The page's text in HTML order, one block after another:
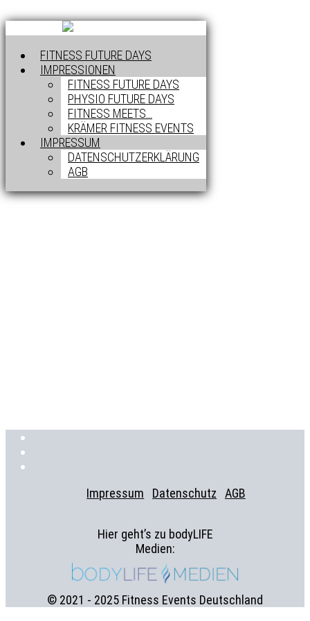
FITNESS FUTURE DAYS
IMPRESSIONEN
FITNESS FUTURE DAYS
PHYSIO FUTURE DAYS
FITNESS MEETS…
KRÄMER FITNESS EVENTS
IMPRESSUM
DATENSCHUTZERKLÄRUNG
AGB
Impressum Datenschutz AGB
Hier geht’s zu bodyLIFE
Medien:
© 2021 - 2025 Fitness Events Deutschland